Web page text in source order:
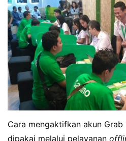
Cara mengaktifkan akun
dipakai melalui pelayanan